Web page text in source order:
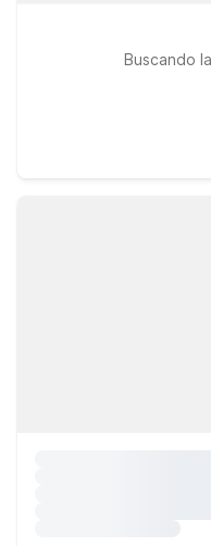
Buscando